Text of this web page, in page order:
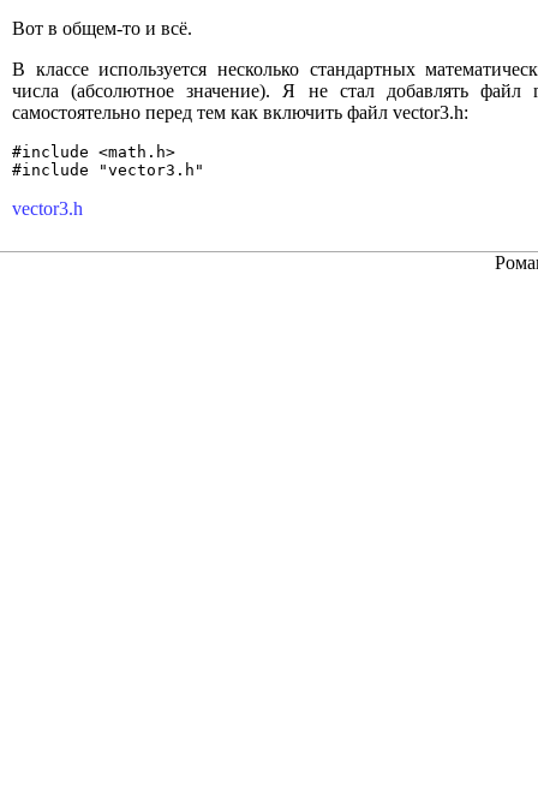
Вот в общем-то и всё.
В классе используется несколько стандартных
числа (абсолютное значение). Я не стал добавлять
самостоятельно перед тем как включить файл vector3.h:
#include <math.h>
#include "vector3.h"
vector3.h